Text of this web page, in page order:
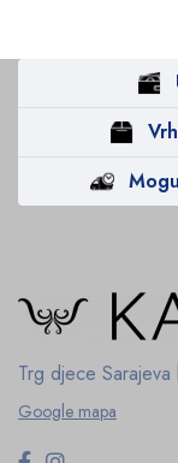
Trg djece Sarajeva
Google mapa